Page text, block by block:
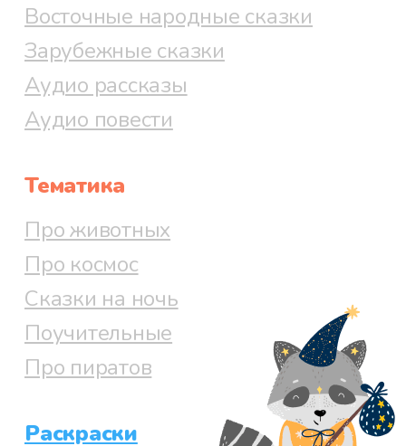
Восточные народные сказки
Зарубежные сказки
Аудио рассказы
Аудио повести
Тематика
Про животных
Про космос
Сказки на ночь
Поучительные
Про пиратов
Раскраски